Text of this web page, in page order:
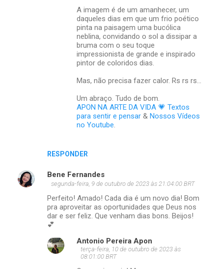
RESPONDER
A imagem é de um amanhecer, um
daqueles dias em que um frio poético
pinta na paisagem uma bucólica
neblina, convidando o sol a dissipar a
bruma com o seu toque
impressionista de grande e inspirado
pintor de coloridos dias.
Mas, não precisa fazer calor. Rs rs rs...
Um abraço. Tudo de bom.
APON NA ARTE DA VIDA 💗 Textos
para sentir e pensar & Nossos Vídeos
no Youtube.
Bene Fernandes
segunda-feira, 9 de outubro de 2023 às 21:04:00 BRT
Perfeito! Amado! Cada dia é um novo dia! Bom
pra aproveitar as oportunidades que Deus nos
dar e ser feliz. Que venham dias bons. Beijos!
💕
Antonio Pereira Apon
terça-feira, 10 de outubro de 2023 às
08:01:00 BRT